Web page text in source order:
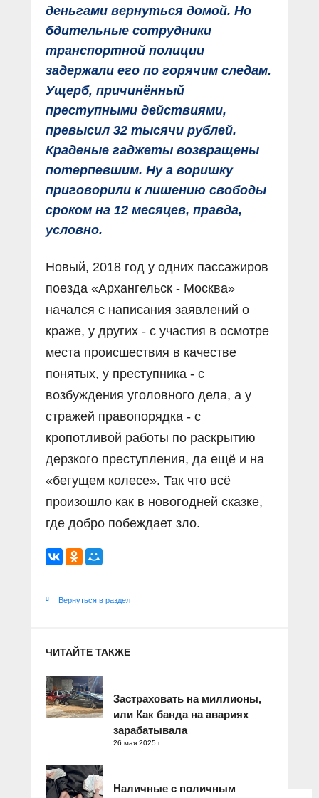
деньгами вернуться домой. Но
бдительные сотрудники
транспортной полиции
задержали его по горячим следам.
Ущерб, причинённый
преступными действиями,
превысил 32 тысячи рублей.
Краденые гаджеты возвращены
потерпевшим. Ну а воришку
приговорили к лишению свободы
сроком на 12 месяцев, правда,
условно.
Новый, 2018 год у одних пассажиров
поезда «Архангельск - Москва»
начался с написания заявлений о
краже, у других - с участия в осмотре
места происшествия в качестве
понятых, у преступника - с
возбуждения уголовного дела, а у
стражей правопорядка - с
кропотливой работы по раскрытию
дерзкого преступления, да ещё и на
«бегущем колесе». Так что всё
произошло как в новогодней сказке,
где добро побеждает зло.
Вернуться в раздел
ЧИТАЙТЕ ТАКЖЕ
Застраховать на миллионы,
или Как банда на авариях
зарабатывала
26 мая 2025 г.
Наличные с поличным